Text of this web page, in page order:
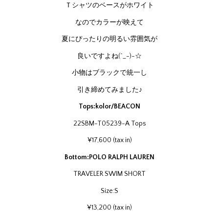
Ｔシャツのベースがホワイト
なのでカラーが映えて
夏にぴったりの明るい雰囲気が
良いですよね(^_-)-☆
小物はブラックで統一し
引き締めてみました♪
Tops:kolor/BEACON
22SBM-T05239-A Tops
¥17,600 (tax in)
Bottom:POLO RALPH LAUREN
TRAVELER SWIM SHORT
Size:S
¥13,200 (tax in)